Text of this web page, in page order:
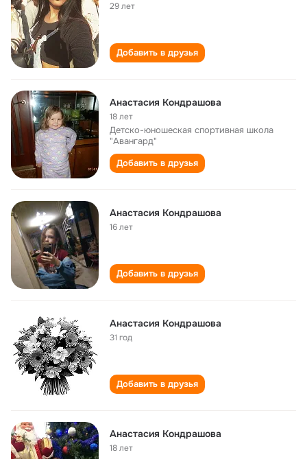
29 лет
Добавить в друзья
Анастасия Кондрашова
18 лет
Детско-юношеская спортивная школа
"Авангард"
Добавить в друзья
Анастасия Кондрашова
16 лет
Добавить в друзья
Анастасия Кондрашова
31 год
Добавить в друзья
Анастасия Кондрашова
18 лет